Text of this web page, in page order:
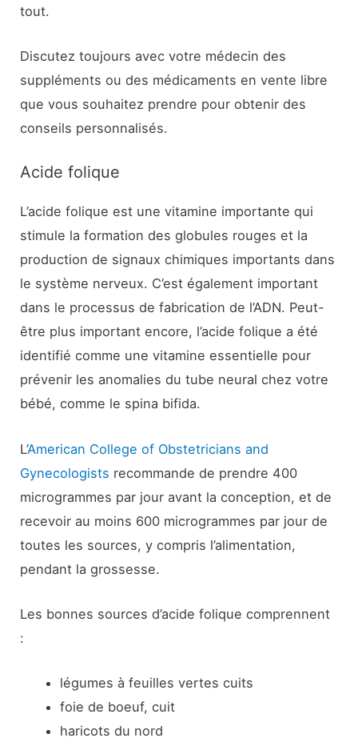
tout.
Discutez toujours avec votre médecin des
suppléments ou des médicaments en vente libre
que vous souhaitez prendre pour obtenir des
conseils personnalisés.
Acide folique
L’acide folique est une vitamine importante qui
stimule la formation des globules rouges et la
production de signaux chimiques importants dans
le système nerveux. C’est également important
dans le processus de fabrication de l’ADN. Peut-
être plus important encore, l’acide folique a été
identifié comme une vitamine essentielle pour
prévenir les anomalies du tube neural chez votre
bébé, comme le spina bifida.
L’American College of Obstetricians and
Gynecologists recommande de prendre 400
microgrammes par jour avant la conception, et de
recevoir au moins 600 microgrammes par jour de
toutes les sources, y compris l’alimentation,
pendant la grossesse.
Les bonnes sources d’acide folique comprennent
:
légumes à feuilles vertes cuits
foie de boeuf, cuit
haricots du nord